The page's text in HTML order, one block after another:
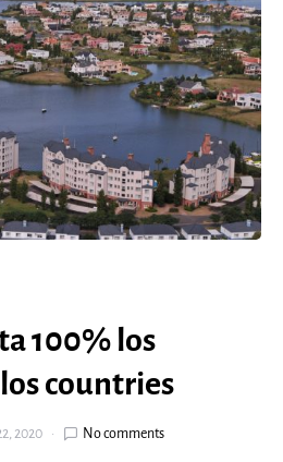
100% los
countries
2020 No comments